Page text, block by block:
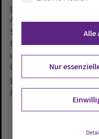
geschockt, dass
Anschlag passiert sei.
Studien an der
Erinnerungskultur hin.
und Verwandte der
Gedenkwand begleitet.
gesehen und ich
jetzt so geschändet
Alle
Nur